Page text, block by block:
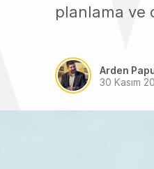
planlama ve
Arden
30 Kasım